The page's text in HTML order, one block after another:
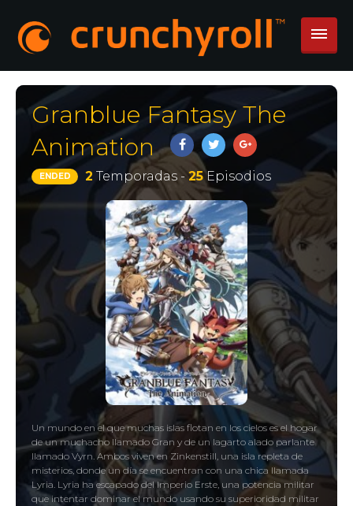
Granblue Fantasy The
Animation
ENDED 2 Temporadas - 25Episodios
Un mundo en el que muchas islas flotan en los cielos es el hogar
de un muchacho llamado Gran y de un lagarto alado parlante
llamado Vyrn. Ambos viven en Zinkenstill, una isla repleta de
misterios, donde un día se encuentran con una chica llamada
Lyria. Lyria ha escapado del Imperio Erste, una potencia militar
que intentar dominar el mundo usando su superioridad militar